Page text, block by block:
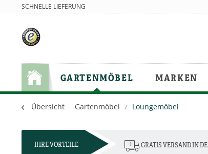
SCHNELLE LIEFERUNG
GARTENMÖBEL MARKEN
Übersicht Gartenmöbel Loungemöbel
IHRE VORTEILE GRATIS VERSAND IN DE